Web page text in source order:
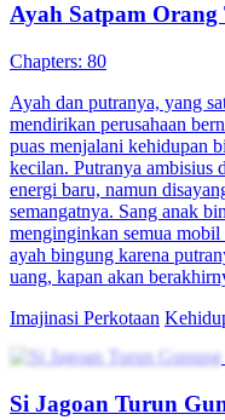
Ayah Satpam
Chapters: 80
Ayah dan putranya, yang
mendirikan perusahaan
puas menjalani kehidupan
kecilan. Putranya ambisius
energi baru, namun
semangatnya. Sang anak
menginginkan semua
ayah bingung karena
uang, kapan akan
Imajinasi Perkotaan
Si Jagoan Turun